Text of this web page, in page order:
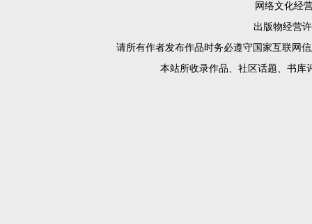
网络文化经
出版物经营
请所有作者发布作品时务必遵守国家互联网
本站所收录作品、社区话题、书库